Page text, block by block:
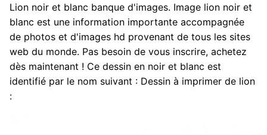
Lion noir et blanc banque d'images. Image lion noir et
blanc est une information importante accompagnée
de photos et d'images hd provenant de tous les sites
web du monde. Pas besoin de vous inscrire, achetez
dès maintenant ! Ce dessin en noir et blanc est
identifié par le nom suivant : Dessin à imprimer de lion
: